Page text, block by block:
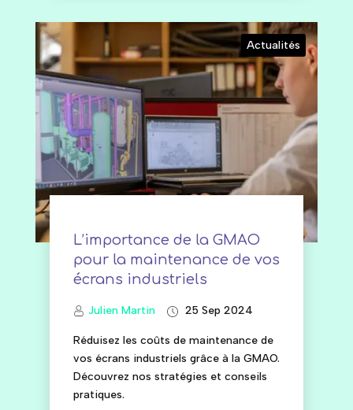
Actualités
L’importance de la GMAO
pour la maintenance de vos
écrans industriels
Julien Martin 25 Sep 2024
Réduisez les coûts de maintenance de
vos écrans industriels grâce à la GMAO.
Découvrez nos stratégies et conseils
pratiques.